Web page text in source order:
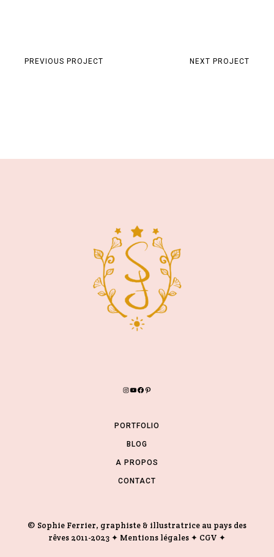
PREVIOUS PROJECT NEXT PROJECT
INSTAGRAM
YOUTUBE
FACEBOOK
PINTEREST
PORTFOLIO
BLOG
A PROPOS
CONTACT
© Sophie Ferrier, graphiste & illustratrice au pays des
rêves 2011-2023 ✦ Mentions légales✦ CGV ✦